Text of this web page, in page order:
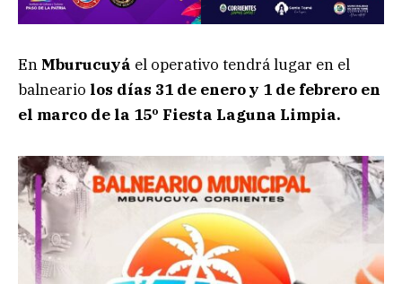
En Mburucuyá el operativo tendrá lugar en el
balneario los días 31 de enero y 1 de febrero en
el marco de la 15º Fiesta Laguna Limpia.